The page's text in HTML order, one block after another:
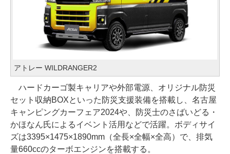
アトレー WILDRANGER2
ハードカーゴ製キャリアや外部電源、オリジナル防災
セット収納BOXといった防災支援装備を搭載し、名古屋
キャンピングカーフェア2024や、防災士のさばいどる・
かほなん氏によるイベント活用などで活躍。ボディサイ
ズは3395×1475×1890mm（全長×全幅×全高）で、排気
量660ccのターボエンジンを搭載する。